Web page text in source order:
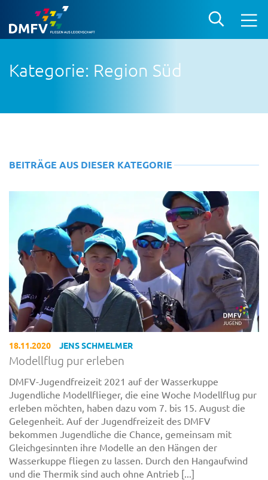
Kategorie: Region Süd
BEITRÄGE AUS DIESER KATEGORIE
18.11.2020 JENS SCHMELMER
Modellflug pur erleben
DMFV-Jugendfreizeit 2021 auf der Wasserkuppe
Jugendliche Modellflieger, die eine Woche Modellflug pur
erleben möchten, haben dazu vom 7. bis 15. August die
Gelegenheit. Auf der Jugendfreizeit des DMFV
bekommen Jugendliche die Chance, gemeinsam mit
Gleichgesinnten ihre Modelle an den Hängen der
Wasserkuppe fliegen zu lassen. Durch den Hangaufwind
und die Thermik sind auch ohne Antrieb [...]